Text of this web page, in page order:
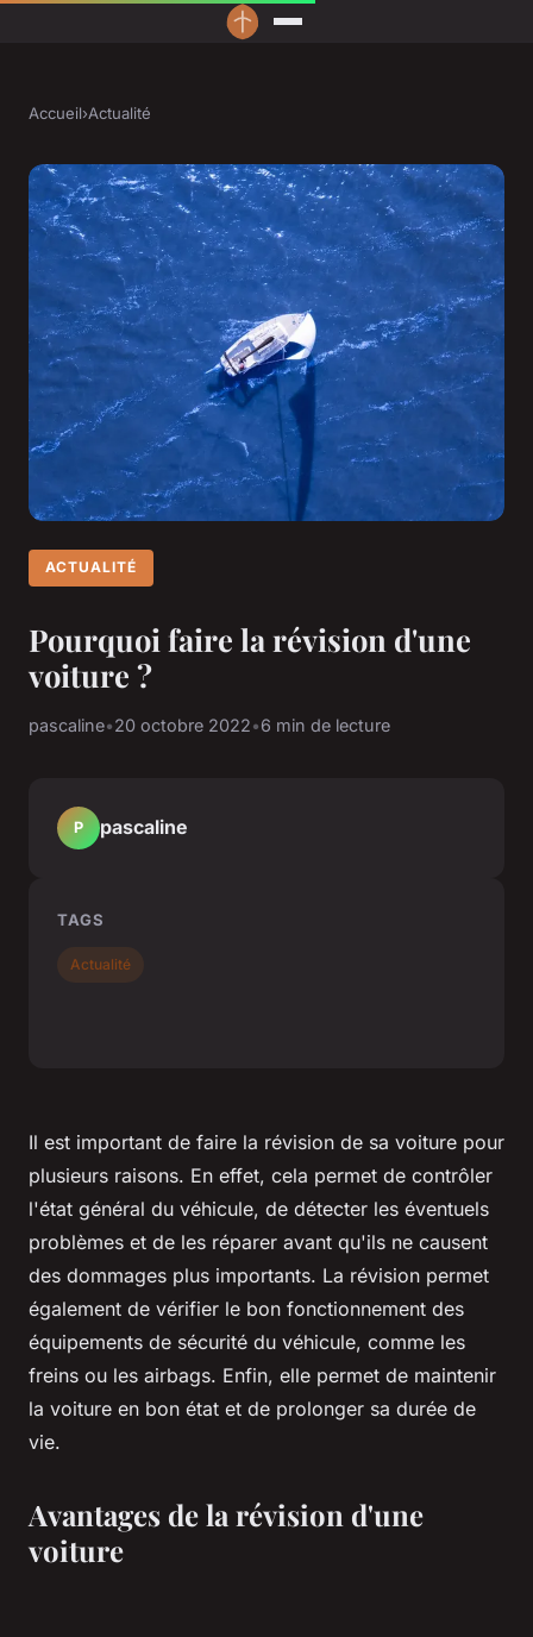
Accueil›Actualité
ACTUALITÉ
Pourquoi faire la révision d'une
voiture ?
pascaline•20 octobre 2022•6 min de lecture
Il est important de faire la révision de sa voiture pour
plusieurs raisons. En effet, cela permet de contrôler
l'état général du véhicule, de détecter les éventuels
problèmes et de les réparer avant qu'ils ne causent
des dommages plus importants. La révision permet
également de vérifier le bon fonctionnement des
équipements de sécurité du véhicule, comme les
freins ou les airbags. Enfin, elle permet de maintenir
la voiture en bon état et de prolonger sa durée de
vie.
Avantages de la révision d'une
voiture
P pascaline
TAGS
Actualité